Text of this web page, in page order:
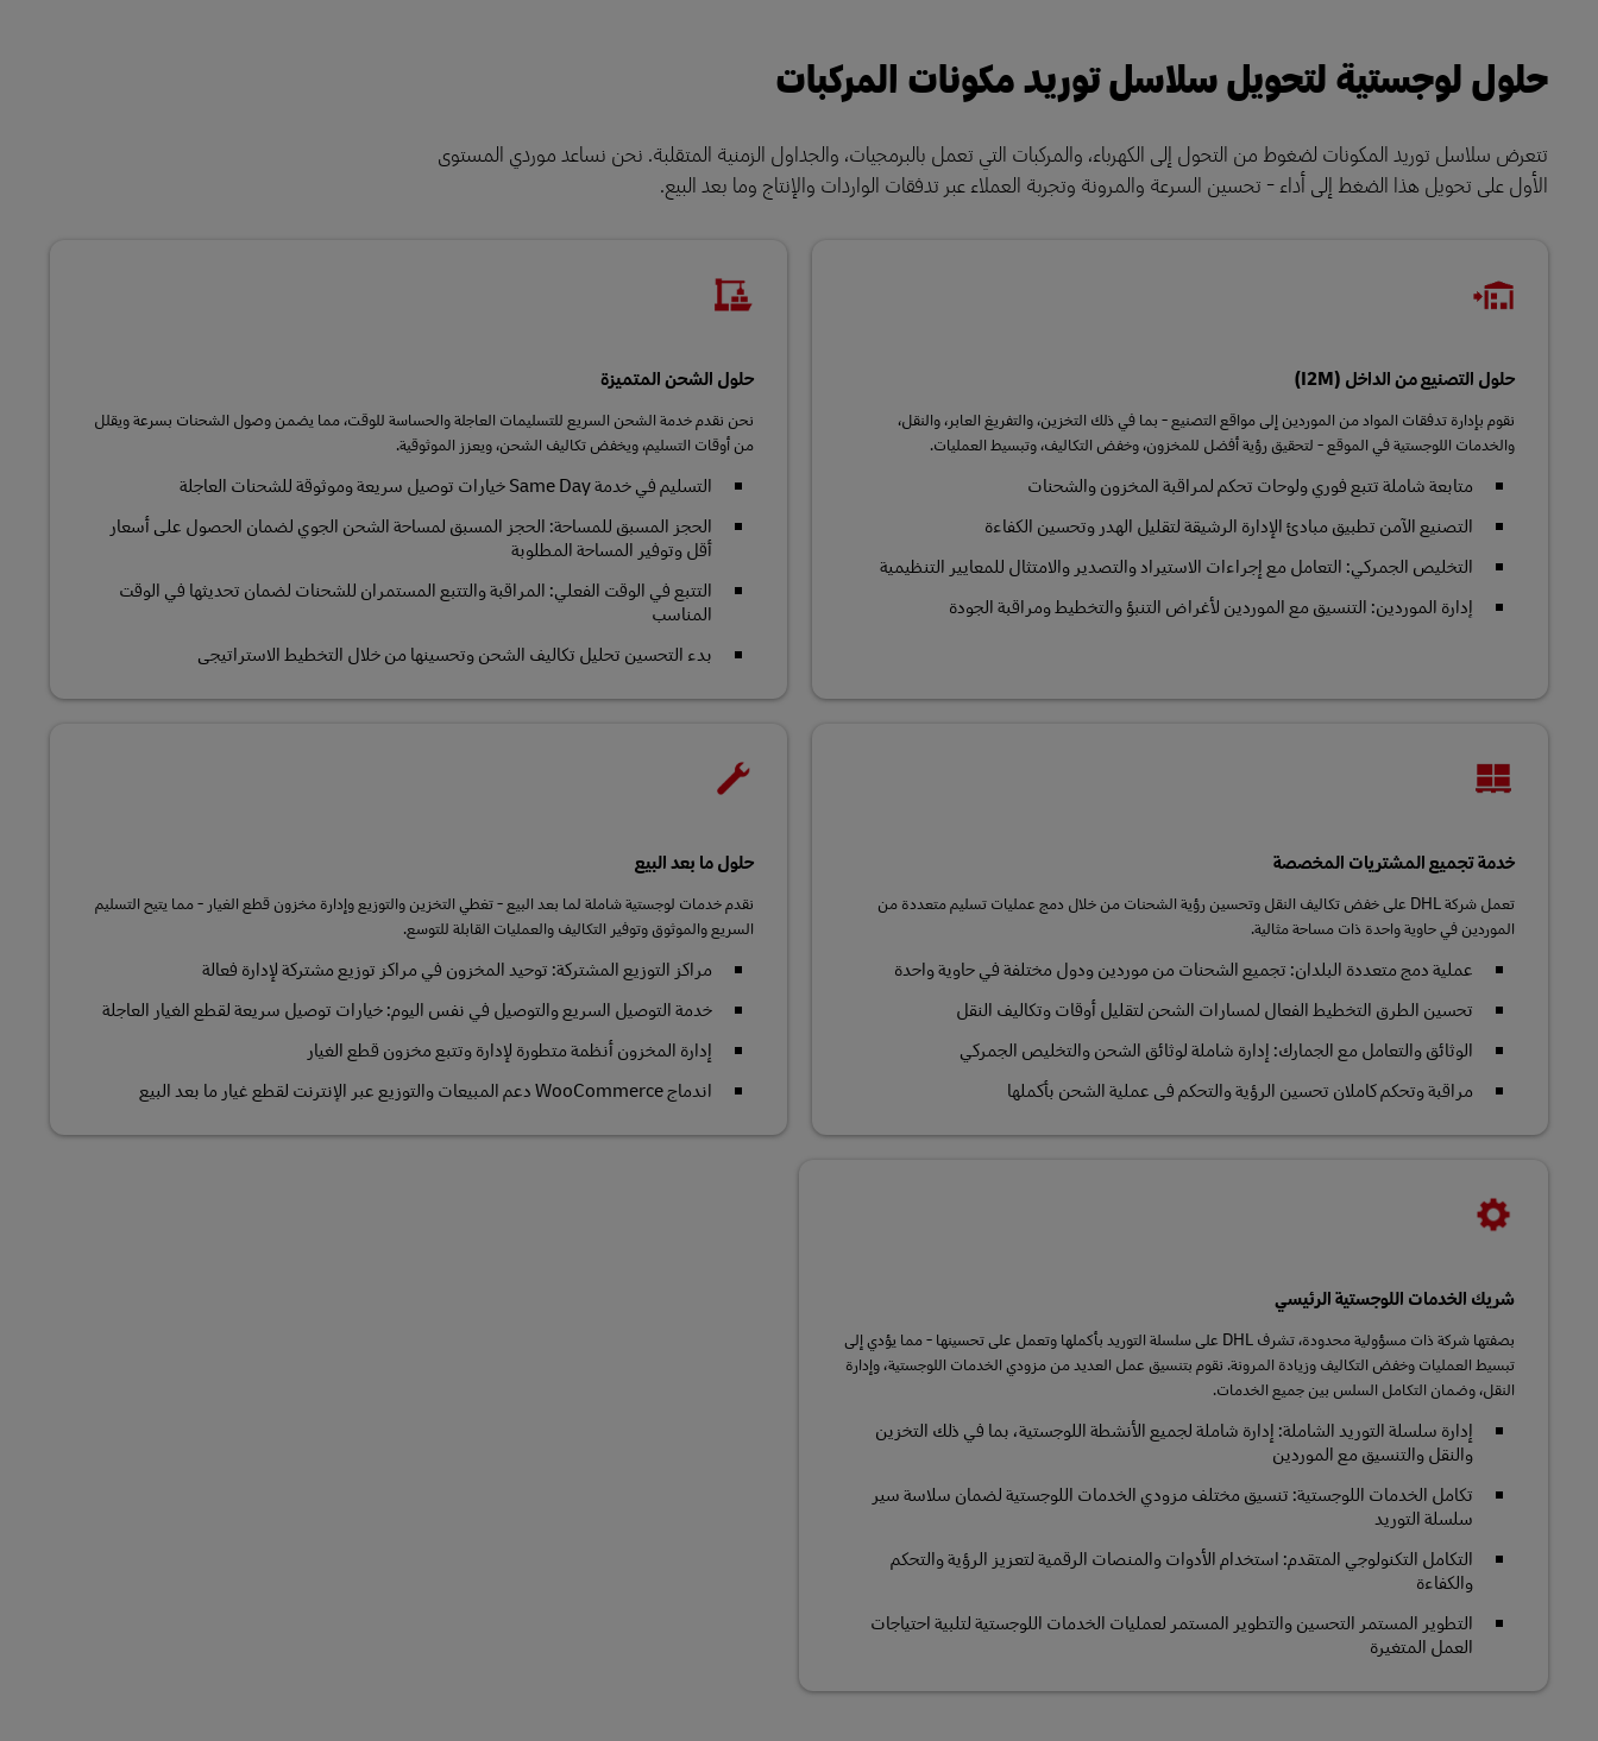
حلول لوجستية لتحويل سلاسل توريد مكونات المركبات
تتعرض سلاسل توريد المكونات لضغوط من التحول إلى الكهرباء، والمركبات التي تعمل بالبرمجيات، والجداول الزمنية المتقلبة. نحن نساعد موردي المستوى
الأول على تحويل هذا الضغط إلى أداء - تحسين السرعة والمرونة وتجربة العملاء عبر تدفقات الواردات والإنتاج وما بعد البيع.
حلول التصنيع من الداخل (I2M)
نقوم بإدارة تدفقات المواد من الموردين إلى مواقع التصنيع - بما في ذلك التخزين، والتفريغ العابر، والنقل،
والخدمات اللوجستية في الموقع - لتحقيق رؤية أفضل للمخزون، وخفض التكاليف، وتبسيط العمليات.
متابعة شاملة تتبع فوري ولوحات تحكم لمراقبة المخزون والشحنات
التصنيع الآمن تطبيق مبادئ الإدارة الرشيقة لتقليل الهدر وتحسين الكفاءة
التخليص الجمركي: التعامل مع إجراءات الاستيراد والتصدير والامتثال للمعايير التنظيمية
إدارة الموردين: التنسيق مع الموردين لأغراض التنبؤ والتخطيط ومراقبة الجودة
حلول الشحن المتميزة
نحن نقدم خدمة الشحن السريع للتسليمات العاجلة والحساسة للوقت، مما يضمن وصول الشحنات بسرعة ويقلل
من أوقات التسليم، ويخفض تكاليف الشحن، ويعزز الموثوقية.
التسليم في خدمة Same Day خيارات توصيل سريعة وموثوقة للشحنات العاجلة
الحجز المسبق للمساحة: الحجز المسبق لمساحة الشحن الجوي لضمان الحصول على أسعار
أقل وتوفير المساحة المطلوبة
التتبع في الوقت الفعلي: المراقبة والتتبع المستمران للشحنات لضمان تحديثها في الوقت
المناسب
بدء التحسين تحليل تكاليف الشحن وتحسينها من خلال التخطيط الاستراتيجي
خدمة تجميع المشتريات المخصصة
تعمل شركة DHL على خفض تكاليف النقل وتحسين رؤية الشحنات من خلال دمج عمليات تسليم متعددة من
الموردين في حاوية واحدة ذات مساحة مثالية.
عملية دمج متعددة البلدان: تجميع الشحنات من موردين ودول مختلفة في حاوية واحدة
تحسين الطرق التخطيط الفعال لمسارات الشحن لتقليل أوقات وتكاليف النقل
الوثائق والتعامل مع الجمارك: إدارة شاملة لوثائق الشحن والتخليص الجمركي
مراقبة وتحكم كاملان تحسين الرؤية والتحكم في عملية الشحن بأكملها
حلول ما بعد البيع
نقدم خدمات لوجستية شاملة لما بعد البيع - تغطي التخزين والتوزيع وإدارة مخزون قطع الغيار - مما يتيح التسليم
السريع والموثوق وتوفير التكاليف والعمليات القابلة للتوسع.
مراكز التوزيع المشتركة: توحيد المخزون في مراكز توزيع مشتركة لإدارة فعالة
خدمة التوصيل السريع والتوصيل في نفس اليوم: خيارات توصيل سريعة لقطع الغيار العاجلة
إدارة المخزون أنظمة متطورة لإدارة وتتبع مخزون قطع الغيار
اندماج WooCommerce دعم المبيعات والتوزيع عبر الإنترنت لقطع غيار ما بعد البيع
شريك الخدمات اللوجستية الرئيسي
بصفتها شركة ذات مسؤولية محدودة، تشرف DHL على سلسلة التوريد بأكملها وتعمل على تحسينها - مما يؤدي إلى
تبسيط العمليات وخفض التكاليف وزيادة المرونة. نقوم بتنسيق عمل العديد من مزودي الخدمات اللوجستية، وإدارة
النقل، وضمان التكامل السلس بين جميع الخدمات.
إدارة سلسلة التوريد الشاملة: إدارة شاملة لجميع الأنشطة اللوجستية، بما في ذلك التخزين
والنقل والتنسيق مع الموردين
تكامل الخدمات اللوجستية: تنسيق مختلف مزودي الخدمات اللوجستية لضمان سلاسة سير
سلسلة التوريد
التكامل التكنولوجي المتقدم: استخدام الأدوات والمنصات الرقمية لتعزيز الرؤية والتحكم
والكفاءة
التطوير المستمر التحسين والتطوير المستمر لعمليات الخدمات اللوجستية لتلبية احتياجات
العمل المتغيرة